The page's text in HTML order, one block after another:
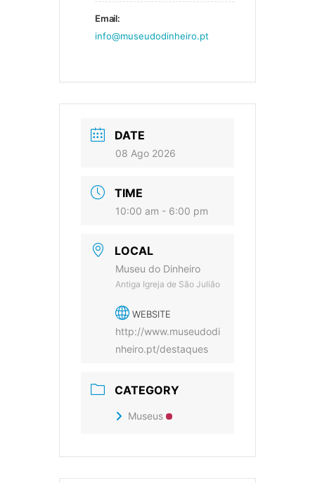
Email:
info@museudodinheiro.pt
DATE
08 Ago 2026
TIME
10:00 am - 6:00 pm
LOCAL
Museu do Dinheiro
Antiga Igreja de São Julião
WEBSITE
http://www.museudodi
nheiro.pt/destaques
CATEGORY
Museus